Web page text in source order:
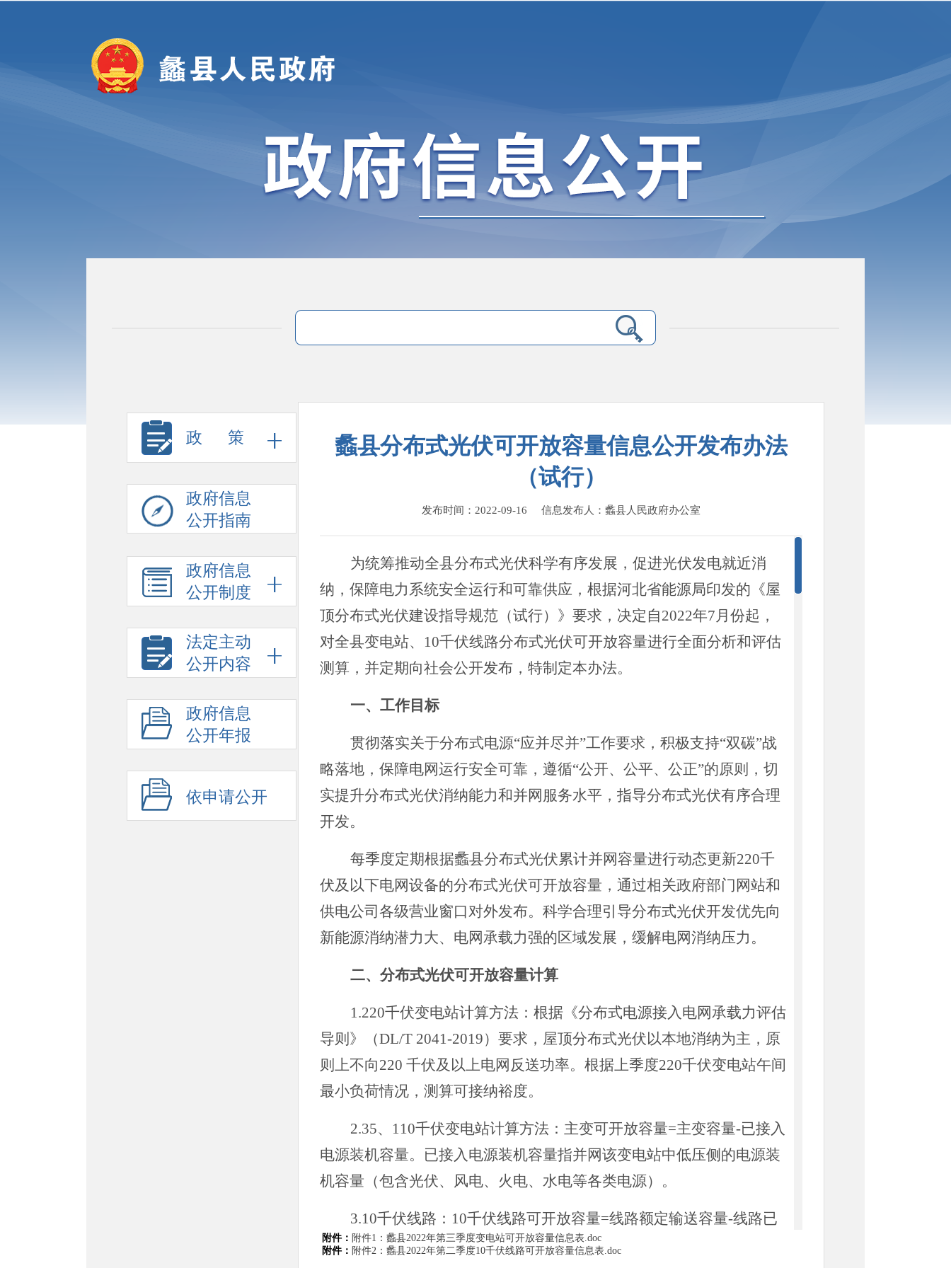
政 策
政府信息
公开指南
政府信息
公开制度
法定主动
公开内容
政府信息
公开年报
依申请公开
蠡县分布式光伏可开放容量信息公开发布办法
（试行）
发布时间：2022-09-16 信息发布人：蠡县人民政府办公室
为统筹推动全县分布式光伏科学有序发展，促进光伏发电就近消
纳，保障电力系统安全运行和可靠供应，根据河北省能源局印发的《屋
顶分布式光伏建设指导规范（试行）》要求，决定自2022年7月份起，
对全县变电站、 10千伏线路分布式光伏可开放容量进行全面分析和评估
测算，并定期向社会公开发布，特制定本办法。
一、 工作目标
贯彻落实关于分布式电源“应并尽并”工作要求，积极支持“双碳”战
略落地，保障电网运行安全可靠，遵循“公开、公平、公正”的原则，切
实提升分布式光伏消纳能力和并网服务水平，指导分布式光伏有序合理
开发。
每季度定期根据蠡县分布式光伏累计并网容量进行动态更新220千
伏及以下电网设备的分布式光伏可开放容量，通过相关政府部门网站和
供电公司各级营业窗口对外发布。科学合理引导分布式光伏开发优先向
新能源消纳潜力大、电网承载力强的区域发展，缓解电网消纳压力。
二、 分布式光伏可开放容量计算
1.220千伏变电站计算方法：根据《分布式电源接入电网承载力评估
导则》（DL/T 2041-2019）要求，屋顶分布式光伏以本地消纳为主，原
则上不向220 千伏及以上电网反送功率。根据上季度220千伏变电站午间
最小负荷情况，测算可接纳裕度。
2.35、110千伏变电站计算方法：主变可开放容量=主变容量-已接入
电源装机容量。已接入电源装机容量指并网该变电站中低压侧的电源装
机容量（包含光伏、风电、火电、水电等各类电源）。
3.10千伏线路：10千伏线路可开放容量=线路额定输送容量-线路已
接入光伏容量。
附件： 附件1：蠡县2022年第三季度变电站可开放容量信息表.doc
附件： 附件2：蠡县2022年第二季度10千伏线路可开放容量信息表.doc